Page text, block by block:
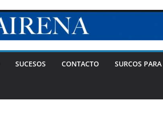
SUCESOS CONTACTO SURCOS